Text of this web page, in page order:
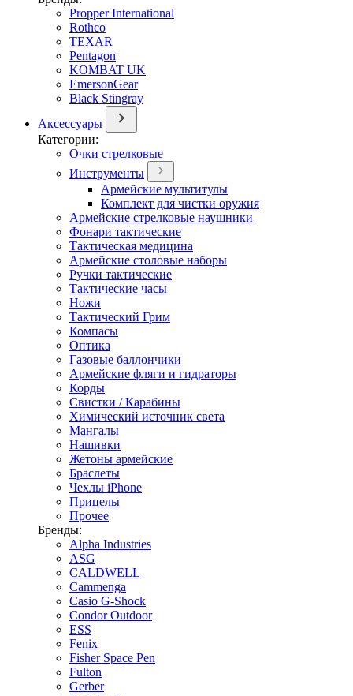
Propper International
Rothco
TEXAR
Pentagon
KOMBAT UK
EmersonGear
Black Stingray
Аксессуары
Категории:
Очки стрелковые
Инструменты
Армейские мультитулы
Комплект для чистки оружия
Армейские стрелковые наушники
Фонари тактические
Тактическая медицина
Армейские столовые наборы
Ручки тактические
Тактические часы
Ножи
Тактический Грим
Компасы
Оптика
Газовые баллончики
Армейские фляги и гидраторы
Корды
Свистки / Карабины
Химический источник света
Мангалы
Нашивки
Жетоны армейские
Браслеты
Чехлы iPhone
Прицелы
Прочее
Бренды:
Alpha Industries
ASG
CALDWELL
Cammenga
Casio G-Shock
Condor Outdoor
ESS
Fenix
Fisher Space Pen
Fulton
Gerber